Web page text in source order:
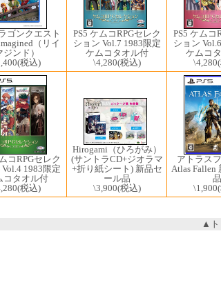
ゴンクエスト
（リイ
ジンド）
(税込)
PS5 ケムコRPGセレク
ション Vol.7 1983限定
ケムコタオル付
\4,280(税込)
PS5 ケムコ
ション
ケムコ
\4,280
コRPGセレク
1983限定
コタオル付
(税込)
Hirogami（ひろがみ）
(サントラCD+ジオラマ
+折り紙シート) 新品セ
ール品
\3,900(税込)
アトラス
Atlas Fallen
品
\1,900
▲ト